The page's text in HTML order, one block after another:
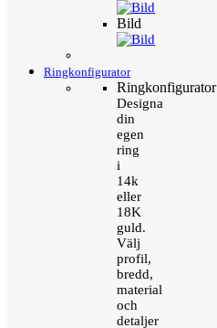
Bild
Ringkonfigurator
Ringkonfigurator
Designa
din
egen
ring
i
14k
eller
18K
guld.
Välj
profil,
bredd,
material
och
detaljer